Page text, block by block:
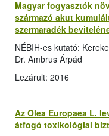
Magyar fogyasztók
származó akut
szermaradék
NÉBIH-es kutató:
Dr. Ambrus Árpád
Lezárult: 2016
Az Olea Europaea L.
átfogó toxikológiai